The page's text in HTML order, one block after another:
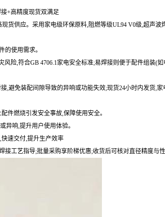
+高精度现货双满足
供应。采用家电级环保原料,阻燃等级UL94 V0级,超声波
的使用需求。
险,符合GB 4706.1家电安全标准;易焊接则便于配件组装(
,避免装配间隙导致的异响或功能失效;现货24小时内发货,
件燃烧引发安全事故,保障使用安全。
异响,提升用户使用体验。
速交付,提升生产效率
工艺指导;批量采购享阶梯优惠;收货后可核对直径精度与